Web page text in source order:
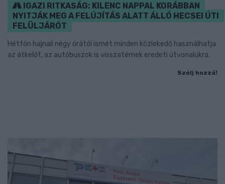
IGAZI RITKASÁG: KILENC NAPPAL KORÁBBAN
NYITJÁK MEG A FELÚJÍTÁS ALATT ÁLLÓ HECSEI ÚTI
FELÜLJÁRÓT
Hétfőn hajnali négy órától ismét minden közlekedő használhatja
az átkelőt, az autóbuszok is visszatérnek eredeti útvonalukra.
Szólj hozzá!